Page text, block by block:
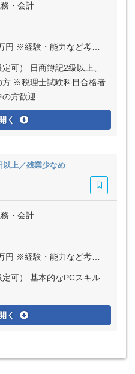
・会計
業代は全額支給 ※上記月給は職能手当（6万円～15万円／月）を含みます
可） 日商簿記2級以上、
方 ※税理士試験科目合格者
方歓迎
く
以上／残業少なめ
・会計
業代は全額支給 ※上記月給は職能手当（6万円～15万円／月）を含みます
可） 基本的なPCスキル
く